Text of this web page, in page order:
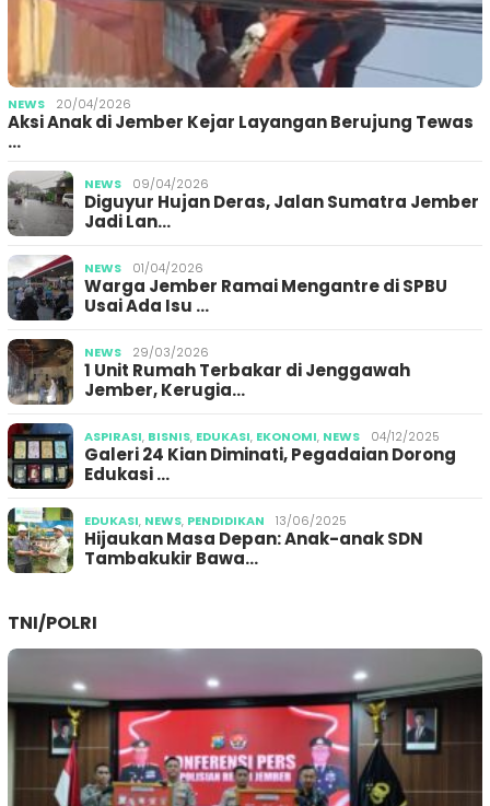
NEWS 20/04/2026
Aksi Anak di Jember Kejar Layangan Berujung Tewas
…
NEWS 09/04/2026
Diguyur Hujan Deras, Jalan Sumatra Jember
Jadi Lan…
NEWS 01/04/2026
Warga Jember Ramai Mengantre di SPBU
Usai Ada Isu …
NEWS 29/03/2026
1 Unit Rumah Terbakar di Jenggawah
Jember, Kerugia…
ASPIRASI, BISNIS, EDUKASI, EKONOMI, NEWS 04/12/2025
Galeri 24 Kian Diminati, Pegadaian Dorong
Edukasi …
EDUKASI, NEWS, PENDIDIKAN 13/06/2025
Hijaukan Masa Depan: Anak-anak SDN
Tambakukir Bawa…
TNI/POLRI